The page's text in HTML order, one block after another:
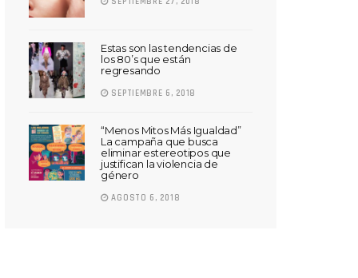
Estas son las tendencias de
los 80’s que están
regresando
SEPTIEMBRE 6, 2018
“Menos Mitos Más Igualdad”
La campaña que busca
eliminar estereotipos que
justifican la violencia de
género
AGOSTO 6, 2018